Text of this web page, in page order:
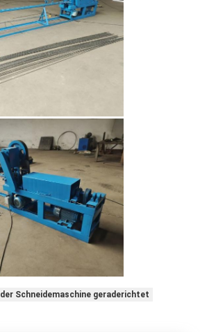
der Schneidemaschine geraderichtet